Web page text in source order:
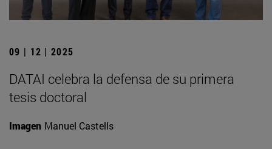
09 | 12 | 2025
DATAI celebra la defensa de su primera
tesis doctoral
Imagen Manuel Castells